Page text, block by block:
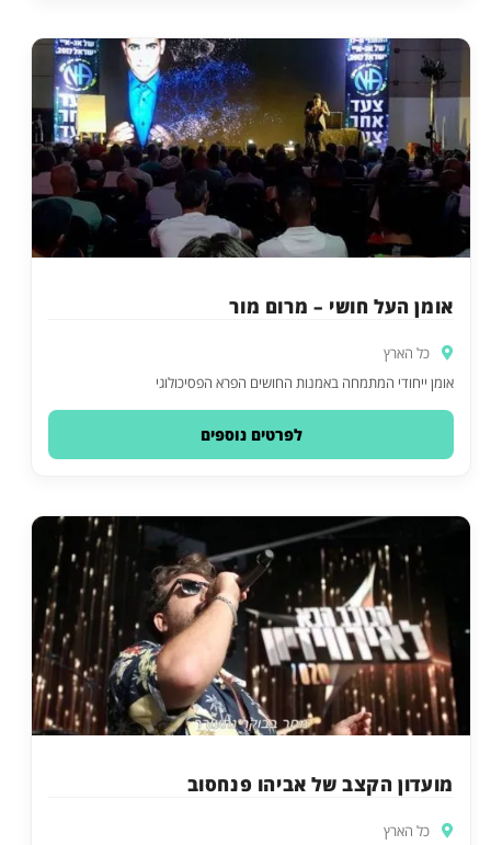
אומן העל חושי – מרום מור
כל הארץ
אומן ייחודי המתמחה באמנות החושים הפרא הפסיכולוגי
לפרטים נוספים
מועדון הקצב של אביהו פנחסוב
כל הארץ